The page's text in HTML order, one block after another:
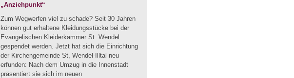
„Anziehpunkt“
Zum Wegwerfen viel zu schade? Seit 30 Jahren
können gut erhaltene Kleidungsstücke bei der
Evangelischen Kleiderkammer St. Wendel
gespendet werden. Jetzt hat sich die Einrichtung
der Kirchengemeinde St, Wendel-Illtal neu
erfunden: Nach dem Umzug in die Innenstadt
präsentiert sie sich im neuen